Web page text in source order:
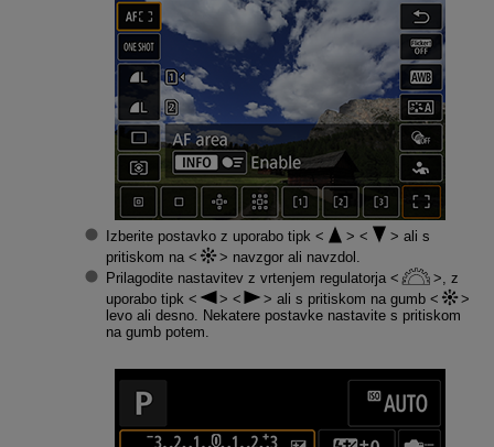
Izberite postavko z uporabo tipk
ali s
pritiskom na
navzgor ali navzdol.
Prilagodite nastavitev z vrtenjem regulatorja
, z
uporabo tipk
ali s pritiskom na gumb
levo ali desno. Nekatere postavke nastavite s pritiskom
na gumb potem.